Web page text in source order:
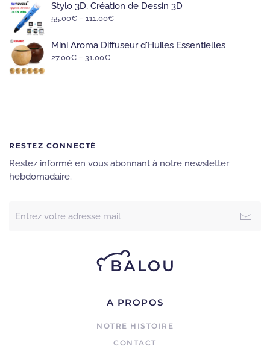
Stylo 3D, Création de Dessin 3D
55.00€ – 111.00€
Mini Aroma Diffuseur d'Huiles Essentielles
27.00€ – 31.00€
RESTEZ CONNECTÉ
Restez informé en vous abonnant à notre newsletter
hebdomadaire.
A PROPOS
NOTRE HISTOIRE
CONTACT